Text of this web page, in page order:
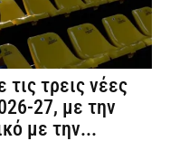
τρεις νέες
27, με την
με την...